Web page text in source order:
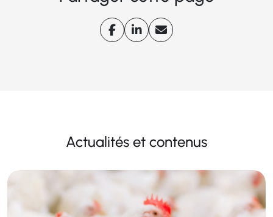
Actualités et contenus